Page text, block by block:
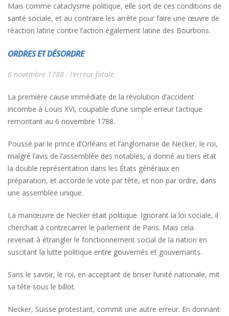
Mais comme cataclysme politique, elle sort de ces conditions de
santé sociale, et au contraire les arrête pour faire une œuvre de
réaction latine contre l’action également latine des Bourbons.
ORDRES ET DÉSORDRE
6 novembre 1788 : l’erreur fatale.
La première cause immédiate de la révolution d’accident
incombe à Louis XVI, coupable d’une simple erreur tactique
remontant au 6 novembre 1788.
Poussé par le prince d’Orléans et l’anglomanie de Necker, le roi,
malgré l’avis de l’assemblée des notables, a donné au tiers état
la double représentation dans les États généraux en
préparation, et accorde le vote par tête, et non par ordre, dans
une assemblée unique.
La manœuvre de Necker était politique. Ignorant la loi sociale, il
cherchait à contrecarrer le parlement de Paris. Mais cela
revenait à étrangler le fonctionnement social de la nation en
suscitant la lutte politique entre gouvernés et gouvernants.
Sans le savoir, le roi, en acceptant de briser l’unité nationale, mit
sa tête sous le billot.
Necker, Suisse protestant, commit une autre erreur. En donnant